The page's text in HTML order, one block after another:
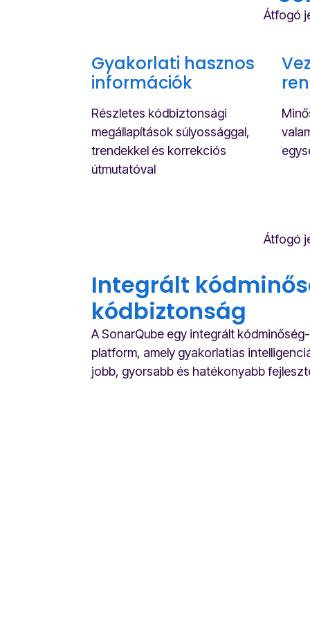
Átfogó
Gyakorlati hasznos
információk
Részletes kódbiztonsági
megállapítások súlyossággal,
trendekkel és korrekciós
útmutatóval
Átfogó
Integrált
kódbiztonság
A SonarQube egy integrált
platform, amely gyakorlatias
jobb, gyorsabb és hatékonyabb